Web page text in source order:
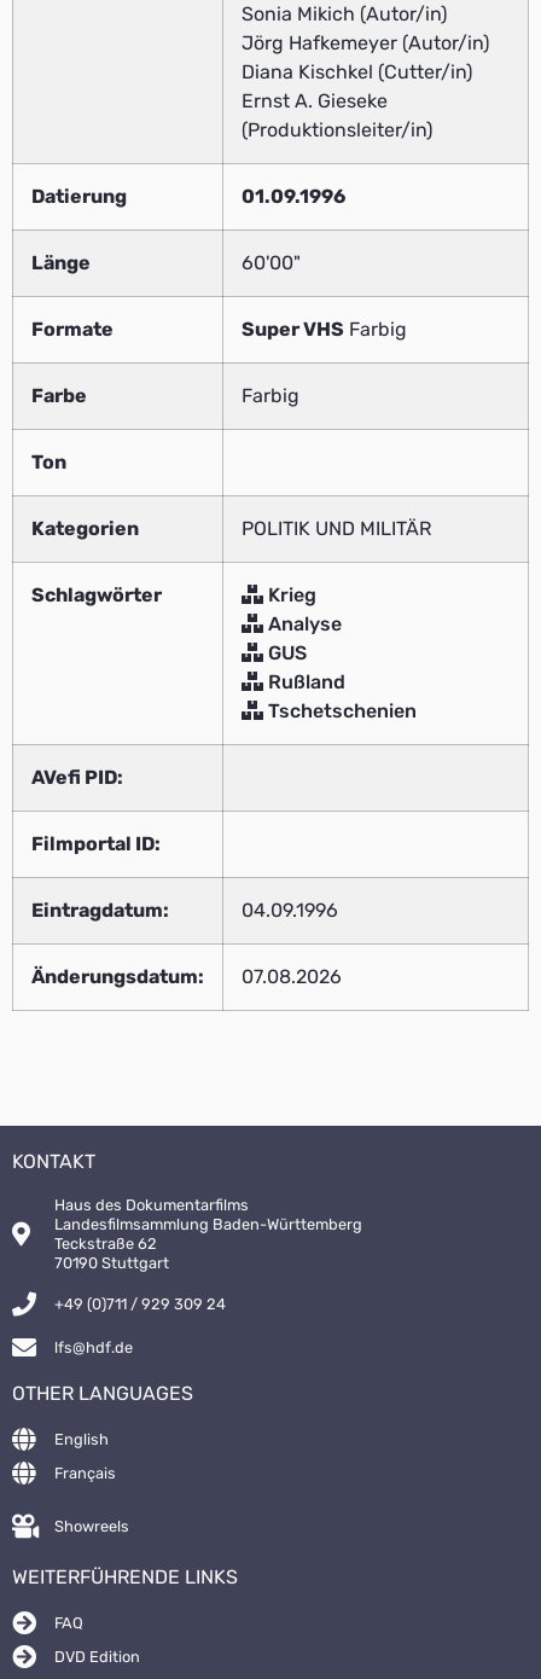
Sonia Mikich (Autor/in)
Jörg Hafkemeyer (Autor/in)
Diana Kischkel (Cutter/in)
Ernst A. Gieseke
(Produktionsleiter/in)
Datierung 01.09.1996
Länge 60'00"
Formate Super VHS Farbig
Farbe Farbig
Ton
Kategorien POLITIK UND MILITÄR
Schlagwörter
Krieg
Analyse
GUS
Rußland
Tschetschenien
AVefi PID:
Filmportal ID:
Eintragdatum: 04.09.1996
Änderungsdatum: 07.08.2026
KONTAKT
Haus des Dokumentarfilms
Landesfilmsammlung Baden-Württemberg
Teckstraße 62
70190 Stuttgart
+49 (0)711 / 929 309 24
lfs@hdf.de
OTHER LANGUAGES
English
Français
Showreels
WEITERFÜHRENDE LINKS
FAQ
DVD Edition